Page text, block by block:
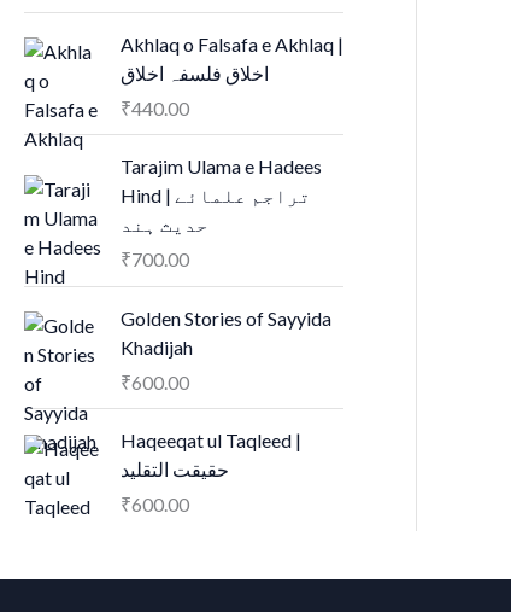
Akhlaq o Falsafa e Akhlaq |
اخلاق فلسفہ اخلاق
₹440.00
Tarajim Ulama e Hadees
Hind | تراجم علمائے
حديث ہند
₹700.00
Golden Stories of Sayyida
Khadijah
₹600.00
Haqeeqat ul Taqleed |
حقیقت التقلید
₹600.00